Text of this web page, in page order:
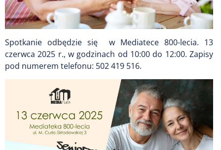
Spotkanie odbędzie się w Mediatece 800-lecia. 13
czerwca 2025 r., w godzinach od 10:00 do 12:00. Zapisy
pod numerem telefonu: 502 419 516.